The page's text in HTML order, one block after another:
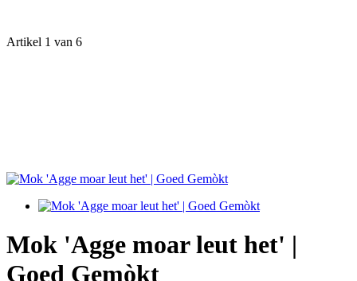
Artikel 1 van 6
Mok 'Agge moar leut het' |
Goed Gemòkt